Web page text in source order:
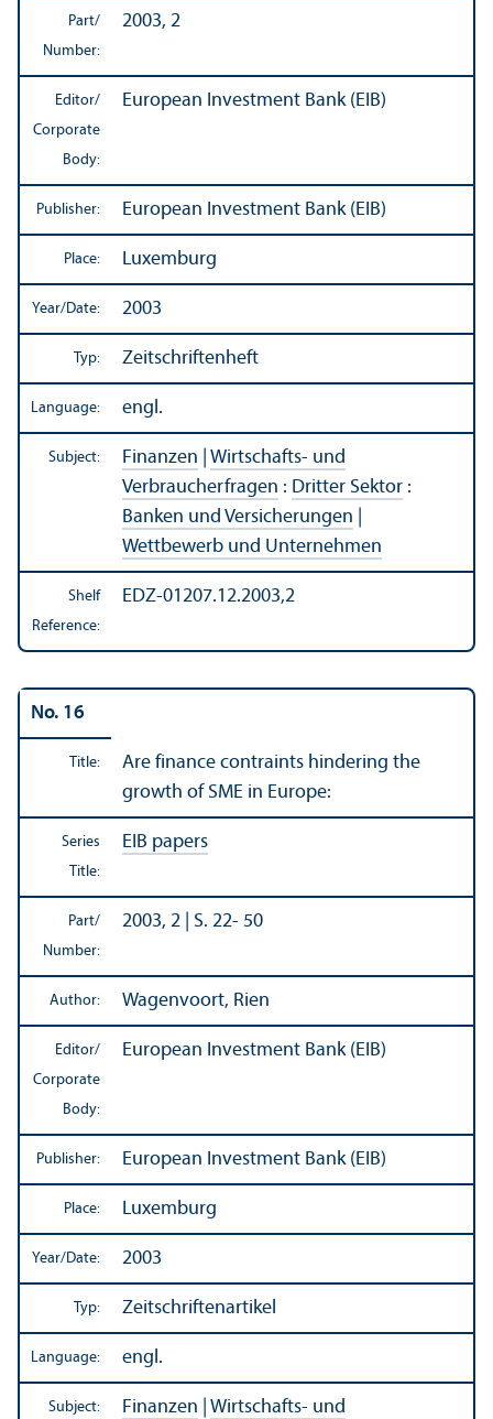
Part/
Number:
2003, 2
Editor/
Corporate
Body:
European Investment Bank (EIB)
Publisher: European Investment Bank (EIB)
Place: Luxemburg
Year/Date: 2003
Typ: Zeitschriftenheft
Language: engl.
Subject: Finanzen
Wirtschafts- und
Verbraucherfragen : Dritter Sektor :
Banken und Versicherungen
Wettbewerb und Unternehmen
Shelf
Reference:
EDZ-01207.12.2003,2
No. 16
Title:
Are finance contraints hindering the
growth of SME in Europe:
Series
Title:
EIB papers
Part/
Number:
2003, 2 | S. 22- 50
Author: Wagenvoort, Rien
Editor/
Corporate
Body:
European Investment Bank (EIB)
Publisher: European Investment Bank (EIB)
Place: Luxemburg
Year/Date: 2003
Typ: Zeitschriftenartikel
Language: engl.
Subject: Finanzen Wirtschafts- und